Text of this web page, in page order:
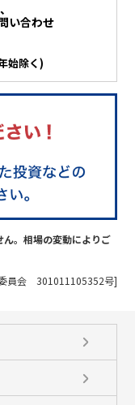
い合わせ
始除く)
。相場の変動によりご
員会 301011105352号]